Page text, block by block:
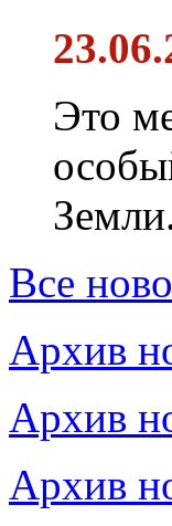
Это
Все
Архив
Архив
Архив